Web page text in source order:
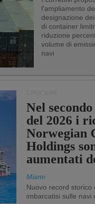
l'ampliamento
designazione
di container
riduzione
volume di
navi
Nel
del 2026 i
Norwegian
Holdings
aumentati
Miami
Nuovo record storico
imbarcatisi sulle navi